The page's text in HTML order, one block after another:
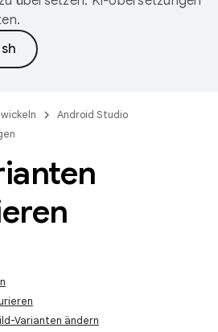
Android Studio
Varianten ändern